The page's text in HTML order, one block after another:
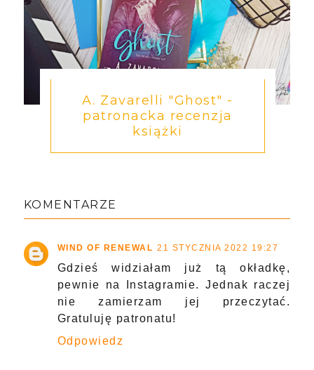
A. Zavarelli "Ghost" -
patronacka recenzja
książki
KOMENTARZE
WIND OF RENEWAL 21 STYCZNIA 2022 19:27
Gdzieś widziałam już tą okładkę,
pewnie na Instagramie. Jednak raczej
nie zamierzam jej przeczytać.
Gratuluję patronatu!
Odpowiedz